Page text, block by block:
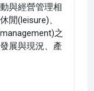
與經營管理相
閒(leisure)、
之
展與現況、產